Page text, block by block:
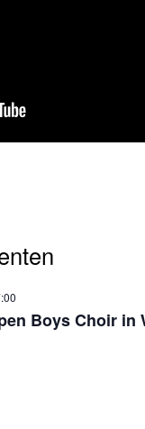
Boys Choir in